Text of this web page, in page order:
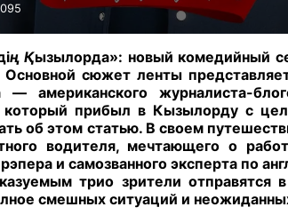
ң Қызылорда»: новый комедийный
Основной сюжет ленты
— американского журналиста-
который прибыл в Кызылорду с
об этом статью. В своем
водителя, мечтающего о
и самозванного эксперта по
трио зрители отправятся в
смешных ситуаций и